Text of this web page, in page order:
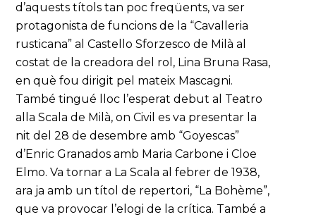
d’aquests títols tan poc freqüents, va ser
protagonista de funcions de la “Cavalleria
rusticana” al Castello Sforzesco de Milà al
costat de la creadora del rol, Lina Bruna Rasa,
en què fou dirigit pel mateix Mascagni.
També tingué lloc l’esperat debut al Teatro
alla Scala de Milà, on Civil es va presentar la
nit del 28 de desembre amb “Goyescas”
d’Enric Granados amb Maria Carbone i Cloe
Elmo. Va tornar a La Scala al febrer de 1938,
ara ja amb un títol de repertori, “La Bohème”,
que va provocar l’elogi de la crítica. També a